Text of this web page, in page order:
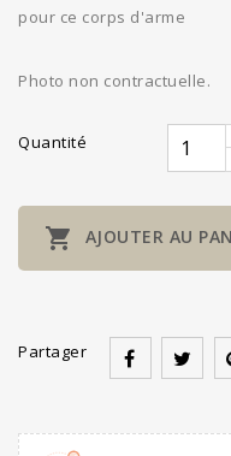
pour ce corps d'arme
Photo non contractuelle.
Quantité
 AJOUTER AU
Partager